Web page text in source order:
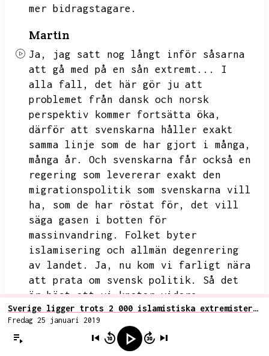
mer bidragstagare.
Martin
Ja,
jag satt nog långt inför såsarna
att gå med på en sån extremt...
I
alla fall,
det här gör ju att
problemet från dansk och norsk
perspektiv kommer fortsätta öka,
därför att svenskarna håller exakt
samma linje som de har gjort i många,
många år.
Och svenskarna får också en
regering som levererar exakt den
migrationspolitik som svenskarna vill
ha,
som de har röstat för,
det vill
säga gasen i botten för
massinvandring.
Folket byter
islamisering och allmän degenrering
av landet.
Ja,
nu kom vi farligt nära
att prata om svensk politik.
Så det
är bäst att vi knatar vidare.
Nyhetsfloden.
Sverige ligger trots 2 000 islamistiska extremister långt efter grannländer i jihadismforskning
Fredag 25 januari 2019